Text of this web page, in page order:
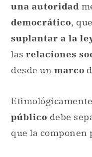
una autoridad
democrático,
suplantar a la
las relaciones
desde un marco
público debe
que la componen